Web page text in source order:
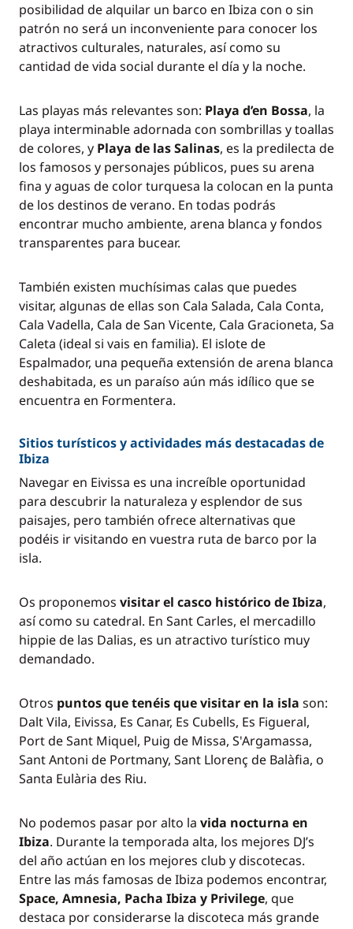
posibilidad de alquilar un barco en Ibiza con o sin
patrón no será un inconveniente para conocer los
atractivos culturales, naturales, así como su
cantidad de vida social durante el día y la noche.
Las playas más relevantes son: Playa d’en Bossa, la
playa interminable adornada con sombrillas y toallas
de colores, y Playa de las Salinas, es la predilecta de
los famosos y personajes públicos, pues su arena
fina y aguas de color turquesa la colocan en la punta
de los destinos de verano. En todas podrás
encontrar mucho ambiente, arena blanca y fondos
transparentes para bucear.
También existen muchísimas calas que puedes
visitar, algunas de ellas son Cala Salada, Cala Conta,
Cala Vadella, Cala de San Vicente, Cala Gracioneta, Sa
Caleta (ideal si vais en familia). El islote de
Espalmador, una pequeña extensión de arena blanca
deshabitada, es un paraíso aún más idílico que se
encuentra en Formentera.
Sitios turísticos y actividades más destacadas de
Ibiza
Navegar en Eivissa es una increíble oportunidad
para descubrir la naturaleza y esplendor de sus
paisajes, pero también ofrece alternativas que
podéis ir visitando en vuestra ruta de barco por la
isla.
Os proponemos visitar el casco histórico de Ibiza,
así como su catedral. En Sant Carles, el mercadillo
hippie de las Dalias, es un atractivo turístico muy
demandado.
Otros puntos que tenéis que visitar en la isla son:
Dalt Vila, Eivissa, Es Canar, Es Cubells, Es Figueral,
Port de Sant Miquel, Puig de Missa, S'Argamassa,
Sant Antoni de Portmany, Sant Llorenç de Balàfia, o
Santa Eulària des Riu.
No podemos pasar por alto la vida nocturna en
Ibiza. Durante la temporada alta, los mejores DJ’s
del año actúan en los mejores club y discotecas.
Entre las más famosas de Ibiza podemos encontrar,
Space, Amnesia, Pacha Ibiza y Privilege, que
destaca por considerarse la discoteca más grande